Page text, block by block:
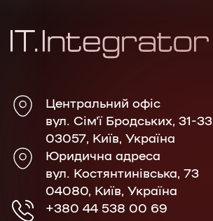
Центральний офіс
вул. Сім'ї Бродських, 31-33
03057, Київ, Україна
Юридична адреса
вул. Костянтинівська, 73
04080, Київ, Україна
+380 44 538 00 69